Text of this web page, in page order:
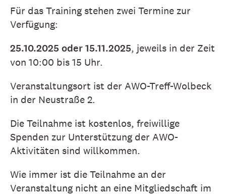
Für das Training stehen zwei Termine zur
Verfügung:
25.10.2025oder15.11.2025, jeweils in der Zeit
von 10:00 bis 15 Uhr.
Veranstaltungsort ist der AWO-Treff-Wolbeck
in der Neustraße 2.
Die Teilnahme ist kostenlos, freiwillige
Spenden zur Unterstützung der AWO-
Aktivitäten sind willkommen.
Wie immer ist die Teilnahme an der
Veranstaltung nicht an eine Mitgliedschaft im